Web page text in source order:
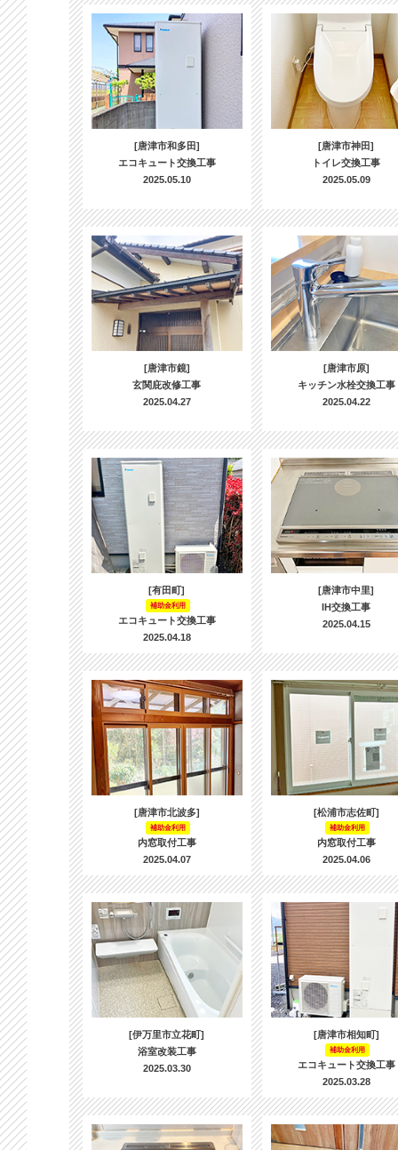
[唐津市和多田]
エコキュート交換工事
2025.05.10
[唐津市神田]
トイレ交換工事
2025.05.09
[唐津市鏡]
玄関庇改修工事
2025.04.27
[唐津市原]
キッチン水栓交換工事
2025.04.22
[有田町]
補助金利用
エコキュート交換工事
2025.04.18
[唐津市中里]
IH交換工事
2025.04.15
[唐津市北波多]
補助金利用
内窓取付工事
2025.04.07
[松浦市志佐町]
補助金利用
内窓取付工事
2025.04.06
[伊万里市立花町]
浴室改装工事
2025.03.30
[唐津市相知町]
補助金利用
エコキュート交換工事
2025.03.28